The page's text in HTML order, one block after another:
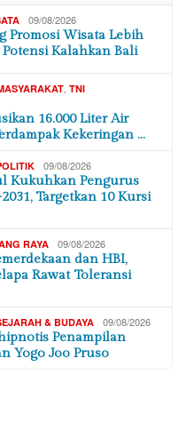
09/08/2026
Promosi Wisata Lebih
Kalahkan Bali
TNI
16.000 Liter Air
Kekeringan …
09/08/2026
Kukuhkan Pengurus
Targetkan 10 Kursi
RAYA 09/08/2026
dan HBI,
Rawat Toleransi
& BUDAYA 09/08/2026
Penampilan
Yogo Joo Pruso